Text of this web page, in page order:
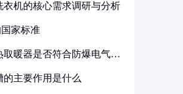
衣机的核心需求调研与分析
家标准
取暖器是否符合防爆电气设
的主要作用是什么